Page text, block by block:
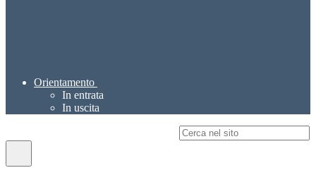
Orientamento
In entrata
In uscita